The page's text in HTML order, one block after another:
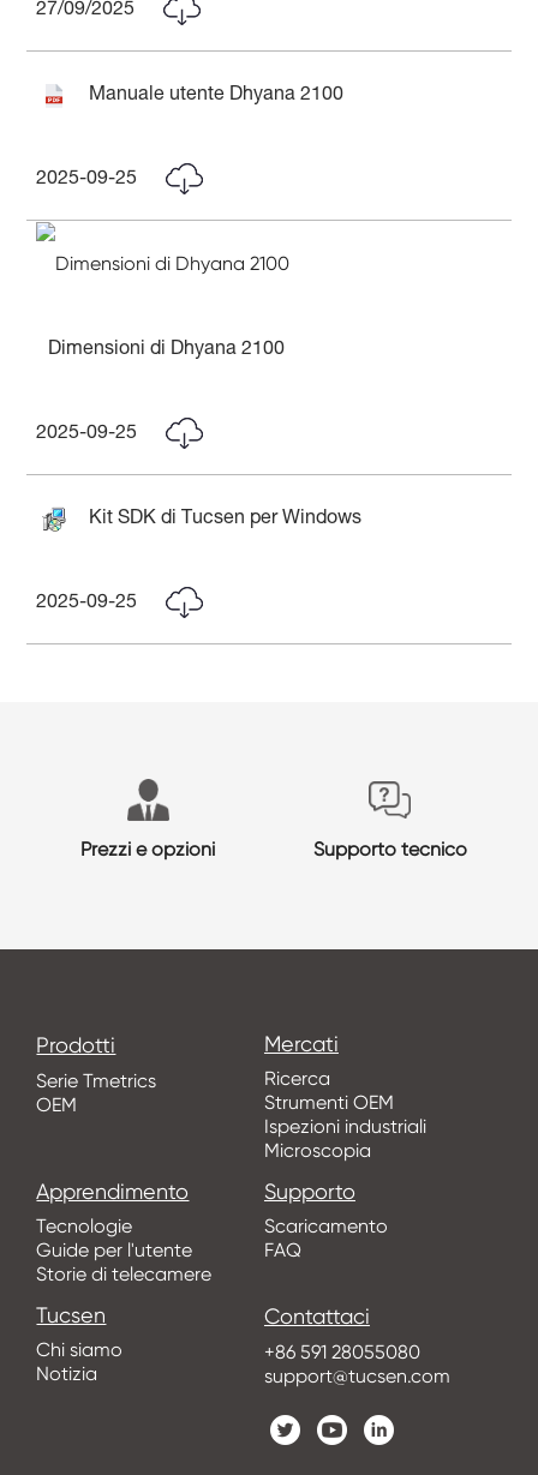
27/09/2025
Manuale utente Dhyana 2100
2025-09-25
Dimensioni di Dhyana 2100
2025-09-25
Kit SDK di Tucsen per Windows
2025-09-25
Prezzi e opzioni Supporto tecnico
Prodotti
Serie Tmetrics
OEM
Mercati
Ricerca
Strumenti OEM
Ispezioni industriali
Microscopia
Apprendimento
Tecnologie
Guide per l'utente
Storie di telecamere
Supporto
Scaricamento
FAQ
Tucsen
Chi siamo
Notizia
Contattaci
+86 591 28055080
support@tucsen.com